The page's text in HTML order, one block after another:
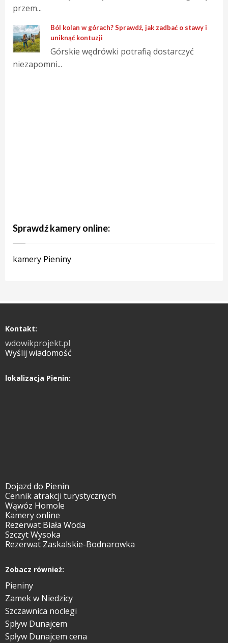
przem...
Ból kolan w górach? Sprawdź, jak zadbać o stawy i
uniknąć kontuzji
Górskie wędrówki potrafią dostarczyć
niezapomni...
Sprawdź kamery online:
kamery Pieniny
Kontakt:
wdowikprojekt.pl
Wyślij wiadomość
lokalizacja Pienin:
Dojazd do Pienin
Cennik atrakcji turystycznych
Wąwóz Homole
Kamery online
Rezerwat Biała Woda
Szczyt Wysoka
Rezerwat Zaskalskie-Bodnarowka
Zobacz również:
Pieniny
Zamek w Niedzicy
Szczawnica noclegi
Spływ Dunajcem
Spływ Dunajcem cena